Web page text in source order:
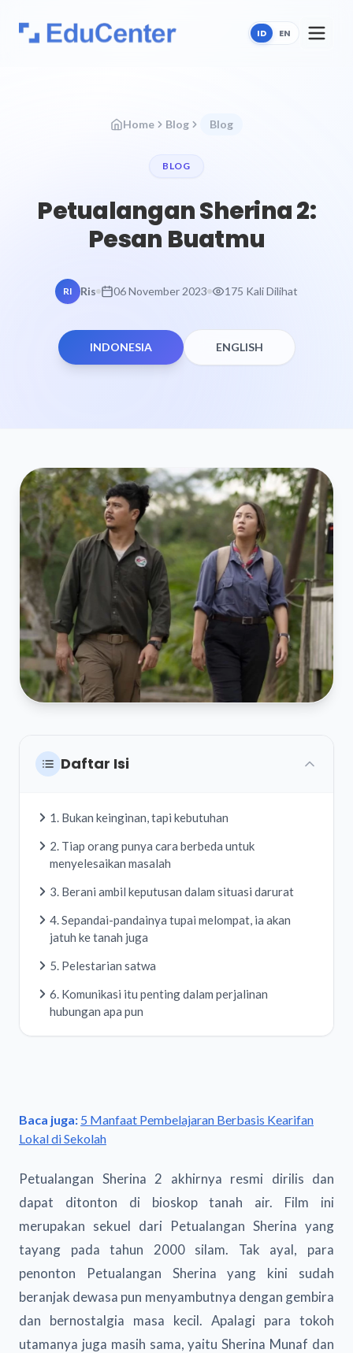
ID EN
Home Blog Blog
BLOG
Petualangan Sherina 2:
Pesan Buatmu
RI Ris 06 November 2023 175 Kali Dilihat
INDONESIA ENGLISH
Daftar Isi
1. Bukan keinginan, tapi kebutuhan
2. Tiap orang punya cara berbeda untuk
menyelesaikan masalah
3. Berani ambil keputusan dalam situasi darurat
4. Sepandai-pandainya tupai melompat, ia akan
jatuh ke tanah juga
5. Pelestarian satwa
6. Komunikasi itu penting dalam perjalinan
hubungan apa pun
Baca juga: 5 Manfaat Pembelajaran Berbasis Kearifan
Lokal di Sekolah
Petualangan Sherina 2 akhirnya resmi dirilis dan
dapat ditonton di bioskop tanah air. Film ini
merupakan sekuel dari Petualangan Sherina yang
tayang pada tahun 2000 silam. Tak ayal, para
penonton Petualangan Sherina yang kini sudah
beranjak dewasa pun menyambutnya dengan gembira
dan bernostalgia masa kecil. Apalagi para tokoh
utamanya juga masih sama, yaitu Sherina Munaf dan